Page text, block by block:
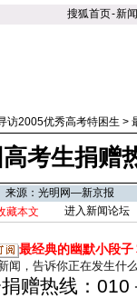
搜狐首页-新闻
访2005优秀高考特困生 >
考生捐赠
源：光明网—新京报
藏本文 进入新闻论坛
最经典的幽默小段子
闻，告诉你正在发生什
热线：010